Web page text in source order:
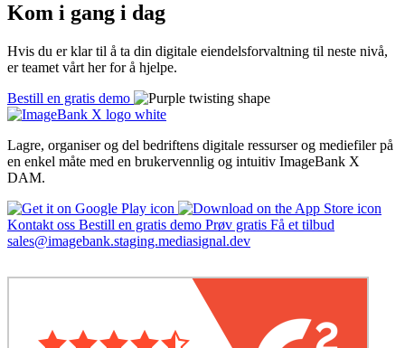
Kom i gang i dag
Hvis du er klar til å ta din digitale eiendelsforvaltning til neste nivå,
er teamet vårt her for å hjelpe.
Bestill en gratis demo
Lagre, organiser og del bedriftens digitale ressurser og mediefiler på
en enkel måte med en brukervennlig og intuitiv ImageBank X
DAM.
Kontakt oss Bestill en gratis demo Prøv gratis Få et tilbud
sales@imagebank.staging.mediasignal.dev